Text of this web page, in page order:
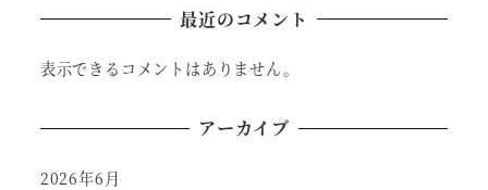
最近のコメント
表示できるコメントはありません。
アーカイブ
2026年6月